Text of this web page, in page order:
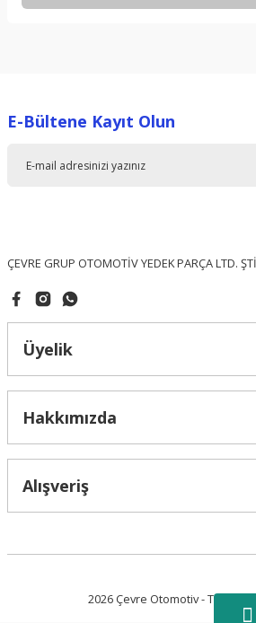
Ürün resmi kalitesiz, bozuk veya
E-Bültene Kayıt Olun
ÇEVRE GRUP OTOMOTİV YEDEK PARÇA LTD.
Üyelik
Hakkımızda
Alışveriş
2026 Çevre Otomotiv - Tüm